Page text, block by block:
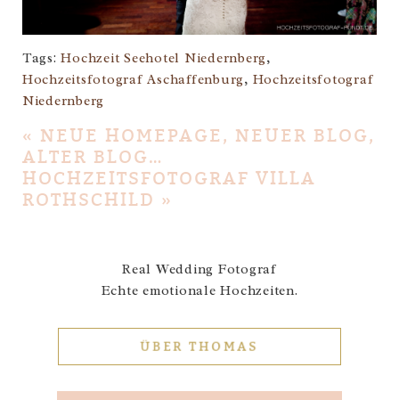
Tags:Hochzeit Seehotel Niedernberg,
Hochzeitsfotograf Aschaffenburg, Hochzeitsfotograf
Niedernberg
« NEUE HOMEPAGE, NEUER BLOG,
ALTER BLOG…
HOCHZEITSFOTOGRAF VILLA
ROTHSCHILD »
Real Wedding Fotograf
Echte emotionale Hochzeiten.
ÜBER THOMAS